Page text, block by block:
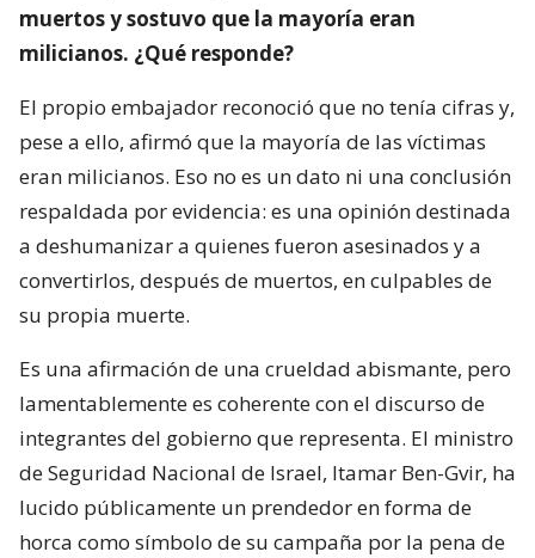
muertos y sostuvo que la mayoría eran
milicianos. ¿Qué responde?
El propio embajador reconoció que no tenía cifras y,
pese a ello, afirmó que la mayoría de las víctimas
eran milicianos. Eso no es un dato ni una conclusión
respaldada por evidencia: es una opinión destinada
a deshumanizar a quienes fueron asesinados y a
convertirlos, después de muertos, en culpables de
su propia muerte.
Es una afirmación de una crueldad abismante, pero
lamentablemente es coherente con el discurso de
integrantes del gobierno que representa. El ministro
de Seguridad Nacional de Israel, Itamar Ben-Gvir, ha
lucido públicamente un prendedor en forma de
horca como símbolo de su campaña por la pena de